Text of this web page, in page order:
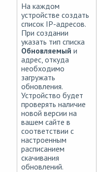
На каждом
устройстве создать
список IP-адресов.
При создании
указать тип списка
Обновляемый и
адрес, откуда
необходимо
загружать
обновления.
Устройство будет
проверять наличие
новой версии на
вашем сайте в
соответствии с
настроенным
расписанием
скачивания
обновлений.